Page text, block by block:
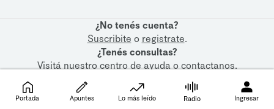
¿No tenés cuenta?
Suscribite o registrate.
¿Tenés consultas?
Visitá nuestrocentro de ayudaocontactanos.
Portada Apuntes Lo más leído Radio Ingresar